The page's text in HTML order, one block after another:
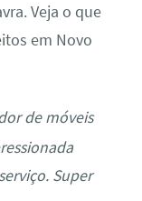
Veja o que
em Novo
de móveis
Super